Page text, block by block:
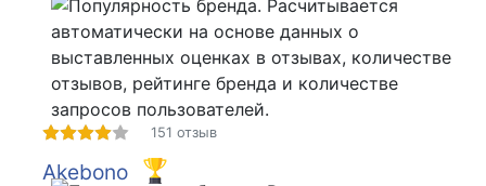
151 отзыв
Akebono